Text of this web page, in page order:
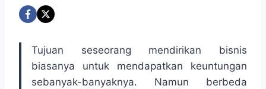
Tujuan seseorang mendirikan bisnis
biasanya untuk mendapatkan keuntungan
sebanyak-banyaknya. Namun berbeda